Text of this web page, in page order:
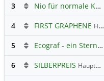
3 Nio für normale Kommunikation
4 FIRST GRAPHENE Hauptdiskussion
5 Ecograf - ein Stern am Graphithimmel
6 SILBERPREIS Hauptdiskussion